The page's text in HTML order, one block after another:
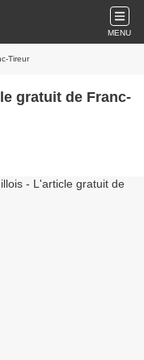
MENU
Tireur
gratuit de Franc-